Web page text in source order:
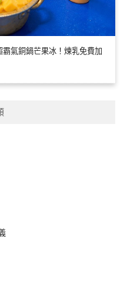
氣銅鍋芒果冰！煉乳免費加